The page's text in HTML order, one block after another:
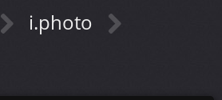
i.photo